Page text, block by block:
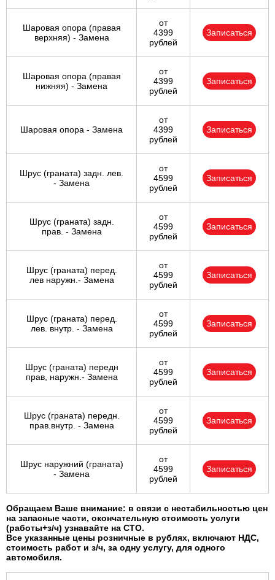
Шаровая опора (правая
верхняя) - Замена
от
4399
рублей
Записаться
Шаровая опора (правая
нижняя) - Замена
от
4399
рублей
Записаться
Шаровая опора - Замена
от
4399
рублей
Записаться
Шрус (граната) задн. лев.
- Замена
от
4599
рублей
Записаться
Шрус (граната) задн.
прав. - Замена
от
4599
рублей
Записаться
Шрус (граната) перед.
лев наружн.- Замена
от
4599
рублей
Записаться
Шрус (граната) перед.
лев. внутр. - Замена
от
4599
рублей
Записаться
Шрус (граната) передн
прав, наружн.- Замена
от
4599
рублей
Записаться
Шрус (граната) передн.
прав.внутр. - Замена
от
4599
рублей
Записаться
Шрус наружний (граната)
- Замена
от
4599
рублей
Записаться
Обращаем Ваше внимание: в связи с нестабильностью цен
на запасные части, окончательную стоимость услуги
(работы+з/ч) узнавайте на СТО.
Все указанные цены розничные в рублях, включают НДС,
стоимость работ и з/ч, за одну услугу, для одного
автомобиля.